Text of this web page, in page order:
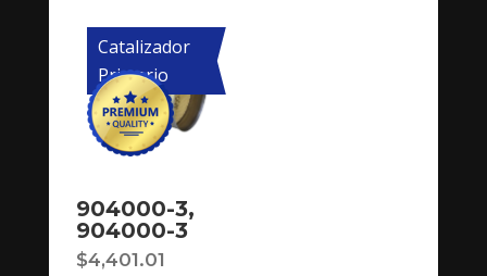
Catalizador
Primario
904000-3,
904000-3
$4,401.01